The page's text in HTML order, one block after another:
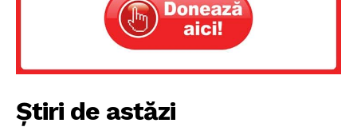
Știri de astăzi